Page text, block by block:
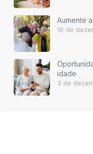
Aumente
10 de
idade
3 de